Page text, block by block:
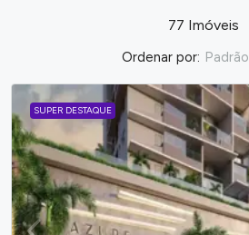
77 Imóveis
Ordenar por: Padrão
SUPER DESTAQUE